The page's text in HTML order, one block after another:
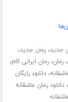
جدید،رمان جدید،
،رمان،رمان ایرانی pdf ،
،دانلود رایگان
،دانلود رمان عاشقانه